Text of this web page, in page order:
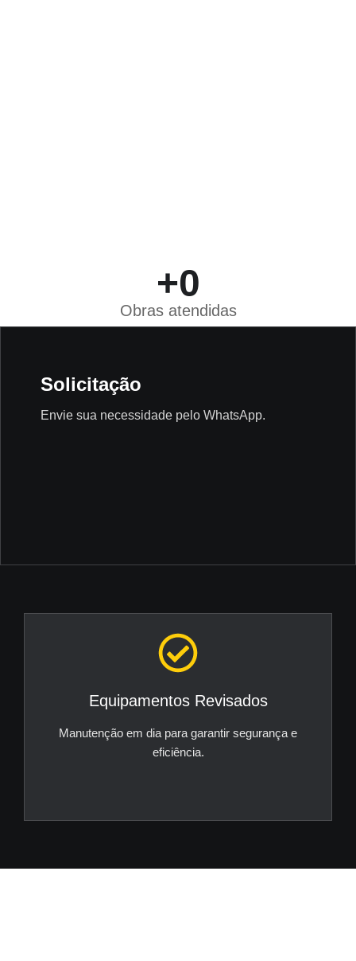
+0
Obras atendidas
Solicitação
Envie sua necessidade pelo WhatsApp.
Equipamentos Revisados
Manutenção em dia para garantir segurança e
eficiência.